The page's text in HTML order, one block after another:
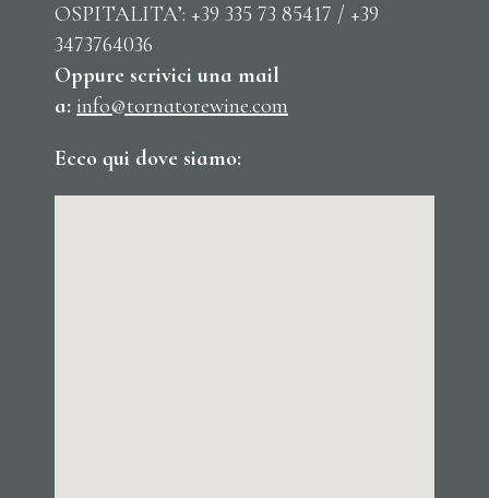
OSPITALITA’: +39 335 73 85417 / +39
3473764036
Oppure scrivici una mail
a: info@tornatorewine.com
Ecco qui dove siamo: